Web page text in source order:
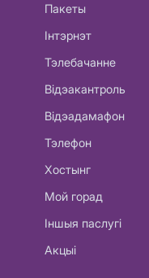
Пакеты
Інтэрнэт
Тэлебачанне
Відэакантроль
Відэадамафон
Тэлефон
Хостынг
Мой горад
Іншыя паслугі
Акцыі